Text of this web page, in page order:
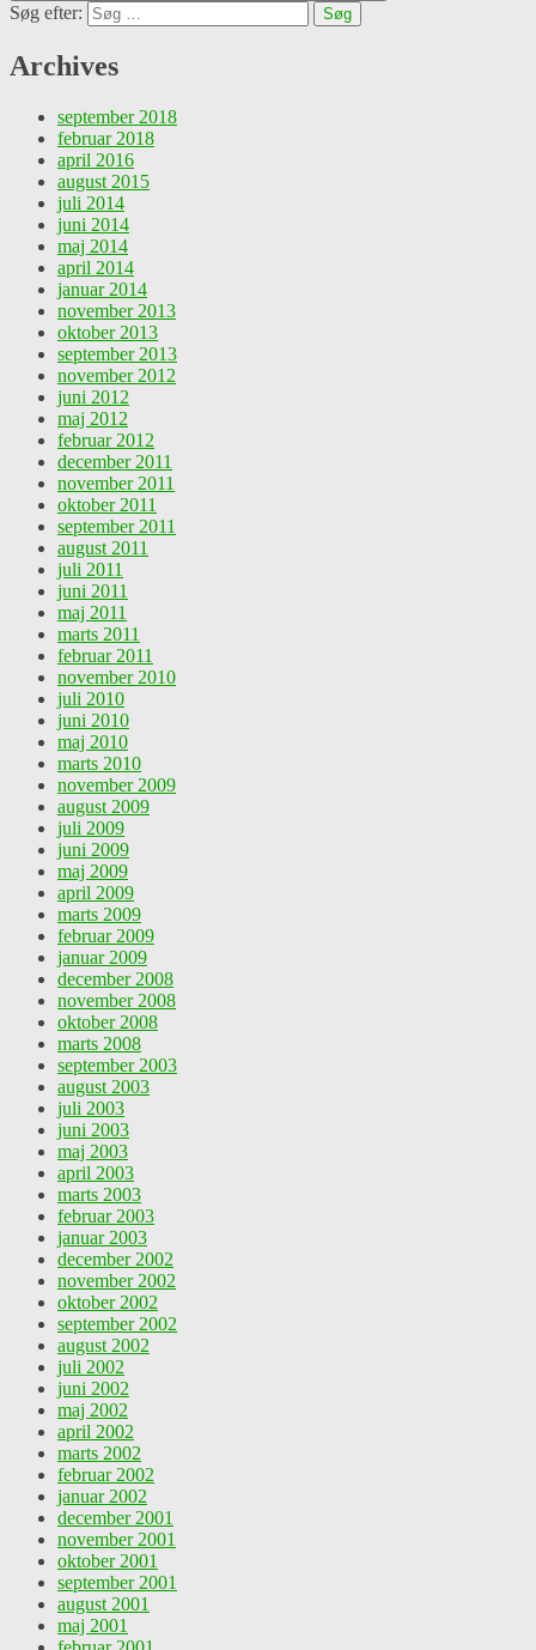
Søg efter:
Archives
september 2018
februar 2018
april 2016
august 2015
juli 2014
juni 2014
maj 2014
april 2014
januar 2014
november 2013
oktober 2013
september 2013
november 2012
juni 2012
maj 2012
februar 2012
december 2011
november 2011
oktober 2011
september 2011
august 2011
juli 2011
juni 2011
maj 2011
marts 2011
februar 2011
november 2010
juli 2010
juni 2010
maj 2010
marts 2010
november 2009
august 2009
juli 2009
juni 2009
maj 2009
april 2009
marts 2009
februar 2009
januar 2009
december 2008
november 2008
oktober 2008
marts 2008
september 2003
august 2003
juli 2003
juni 2003
maj 2003
april 2003
marts 2003
februar 2003
januar 2003
december 2002
november 2002
oktober 2002
september 2002
august 2002
juli 2002
juni 2002
maj 2002
april 2002
marts 2002
februar 2002
januar 2002
december 2001
november 2001
oktober 2001
september 2001
august 2001
maj 2001